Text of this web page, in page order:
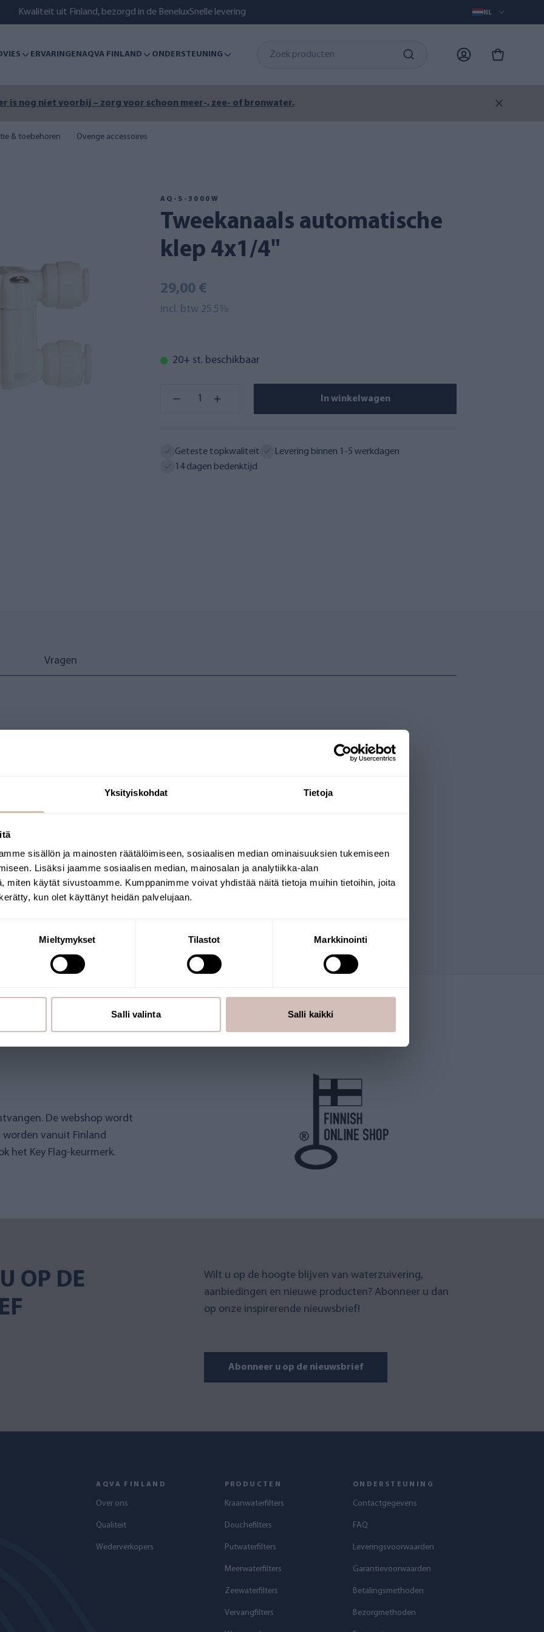
Yksityiskohdat Tietoja
sisällön ja mainosten räätälöimiseen, sosiaalisen median ominaisuuksien tukemiseen
Lisäksi jaamme sosiaalisen median, mainosalan ja analytiikka-alan
miten käytät sivustoamme. Kumppanimme voivat yhdistää näitä tietoja muihin tietoihin, joita
kun olet käyttänyt heidän palvelujaan.
Mieltymykset Tilastot Markkinointi
Salli valinta Salli kaikki
Kwaliteit uit Finland, bezorgd in de BeneluxSnelle levering NL
ERVARINGENAQVA FINLAND ONDERSTEUNING
is nog niet voorbij – zorg voor schoon meer-, zee- of bronwater.
& toebehoren Overige accessoires
AQ-S-3000W
Tweekanaals automatische
klep 4x1/4"
29,00 €
incl. btw 25.5%
20+ st. beschikbaar
In winkelwagen
Geteste topkwaliteit
Levering binnen 1-5 werkdagen
14 dagen bedenktijd
Vragen
producten
De webshop wordt
vanuit Finland
het Key Flag-keurmerk.
OP DE
Wilt u op de hoogte blijven van waterzuivering,
aanbiedingen en nieuwe producten? Abonneer u dan
op onze inspirerende nieuwsbrief!
Abonneer u op de nieuwsbrief
AQVA FINLAND
Over ons
Qualiteit
Wederverkopers
PRODUCTEN
Kraanwaterfilters
Douchefilters
Putwaterfilters
Meerwaterfilters
Zeewaterfilters
Vervangfilters
ONDERSTEUNING
Contactgegevens
FAQ
Leveringsvoorwaarden
Garantievoorwaarden
Betalingsmethoden
Bezorgmethoden
Selecteer uw land van levering en taal om
verder te gaan
Leveringsland
Taal